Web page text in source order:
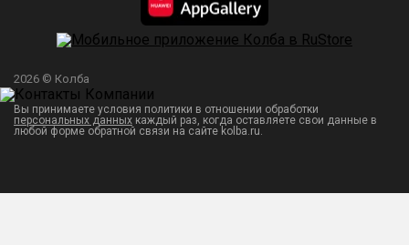
2026 © Колба
Вы принимаете условия политики в отношении обработки
персональных данных каждый раз, когда оставляете свои данные в
любой форме обратной связи на сайте kolba.ru.